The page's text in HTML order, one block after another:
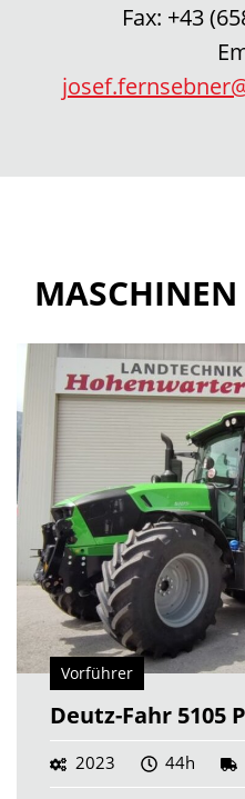
Fax: +43
Vorführer
Deutz-Fahr 5105
2023 44h